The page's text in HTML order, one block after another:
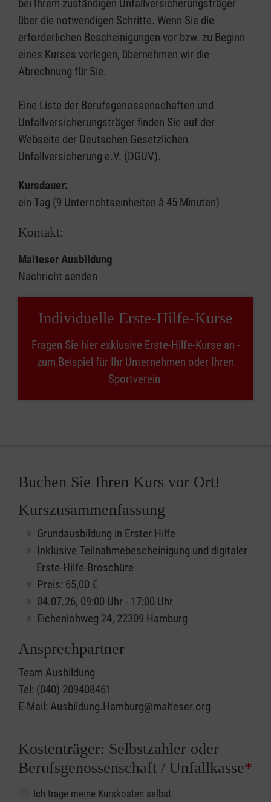
bei Ihrem zuständigen Unfallversicherungsträger
über die notwendigen Schritte. Wenn Sie die
erforderlichen Bescheinigungen vor bzw. zu Beginn
eines Kurses vorlegen, übernehmen wir die
Abrechnung für Sie.
Eine Liste der Berufsgenossenschaften und
Unfallversicherungsträger finden Sie auf der
Webseite der Deutschen Gesetzlichen
Unfallversicherung e.V. (DGUV).
Kursdauer:
ein Tag (9 Unterrichtseinheiten à 45 Minuten)
Kontakt:
Malteser Ausbildung
Nachricht senden
Individuelle Erste-Hilfe-Kurse
Fragen Sie hier exklusive Erste-Hilfe-Kurse an -
zum Beispiel für Ihr Unternehmen oder Ihren
Sportverein.
Buchen Sie Ihren Kurs vor Ort!
Kurszusammenfassung
Grundausbildung in Erster Hilfe
Inklusive Teilnahmebescheinigung und digitaler
Erste-Hilfe-Broschüre
Preis: 65,00 €
04.07.26, 09:00 Uhr - 17:00 Uhr
Eichenlohweg 24, 22309 Hamburg
Ansprechpartner
Team Ausbildung
Tel: (040) 209408461
E-Mail: Ausbildung.Hamburg@malteser.org
Kostenträger: Selbstzahler oder
Berufsgenossenschaft / Unfallkasse*
Ich trage meine Kurskosten selbst.